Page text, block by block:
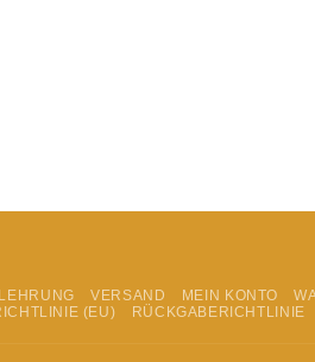
VERSAND MEIN KONTO
(EU) RÜCKGABERICHTLINIE